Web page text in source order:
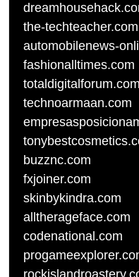
the-techteacher.com
automobilenews-
fashionalltimes.com
totaldigitalforum.com
technoarmaan.com
buzznc.com
fxjoiner.com
skinbykindra.com
alltherageface.com
codenational.com